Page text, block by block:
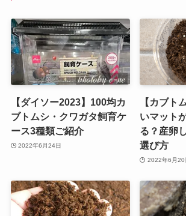
【ダイソー2023】100均カ
ブトムシ・クワガタ飼育ケ
ース3種類ご紹介
2022年6月24日
【カブト
いマット
る？産卵
選び方
2022年6月20